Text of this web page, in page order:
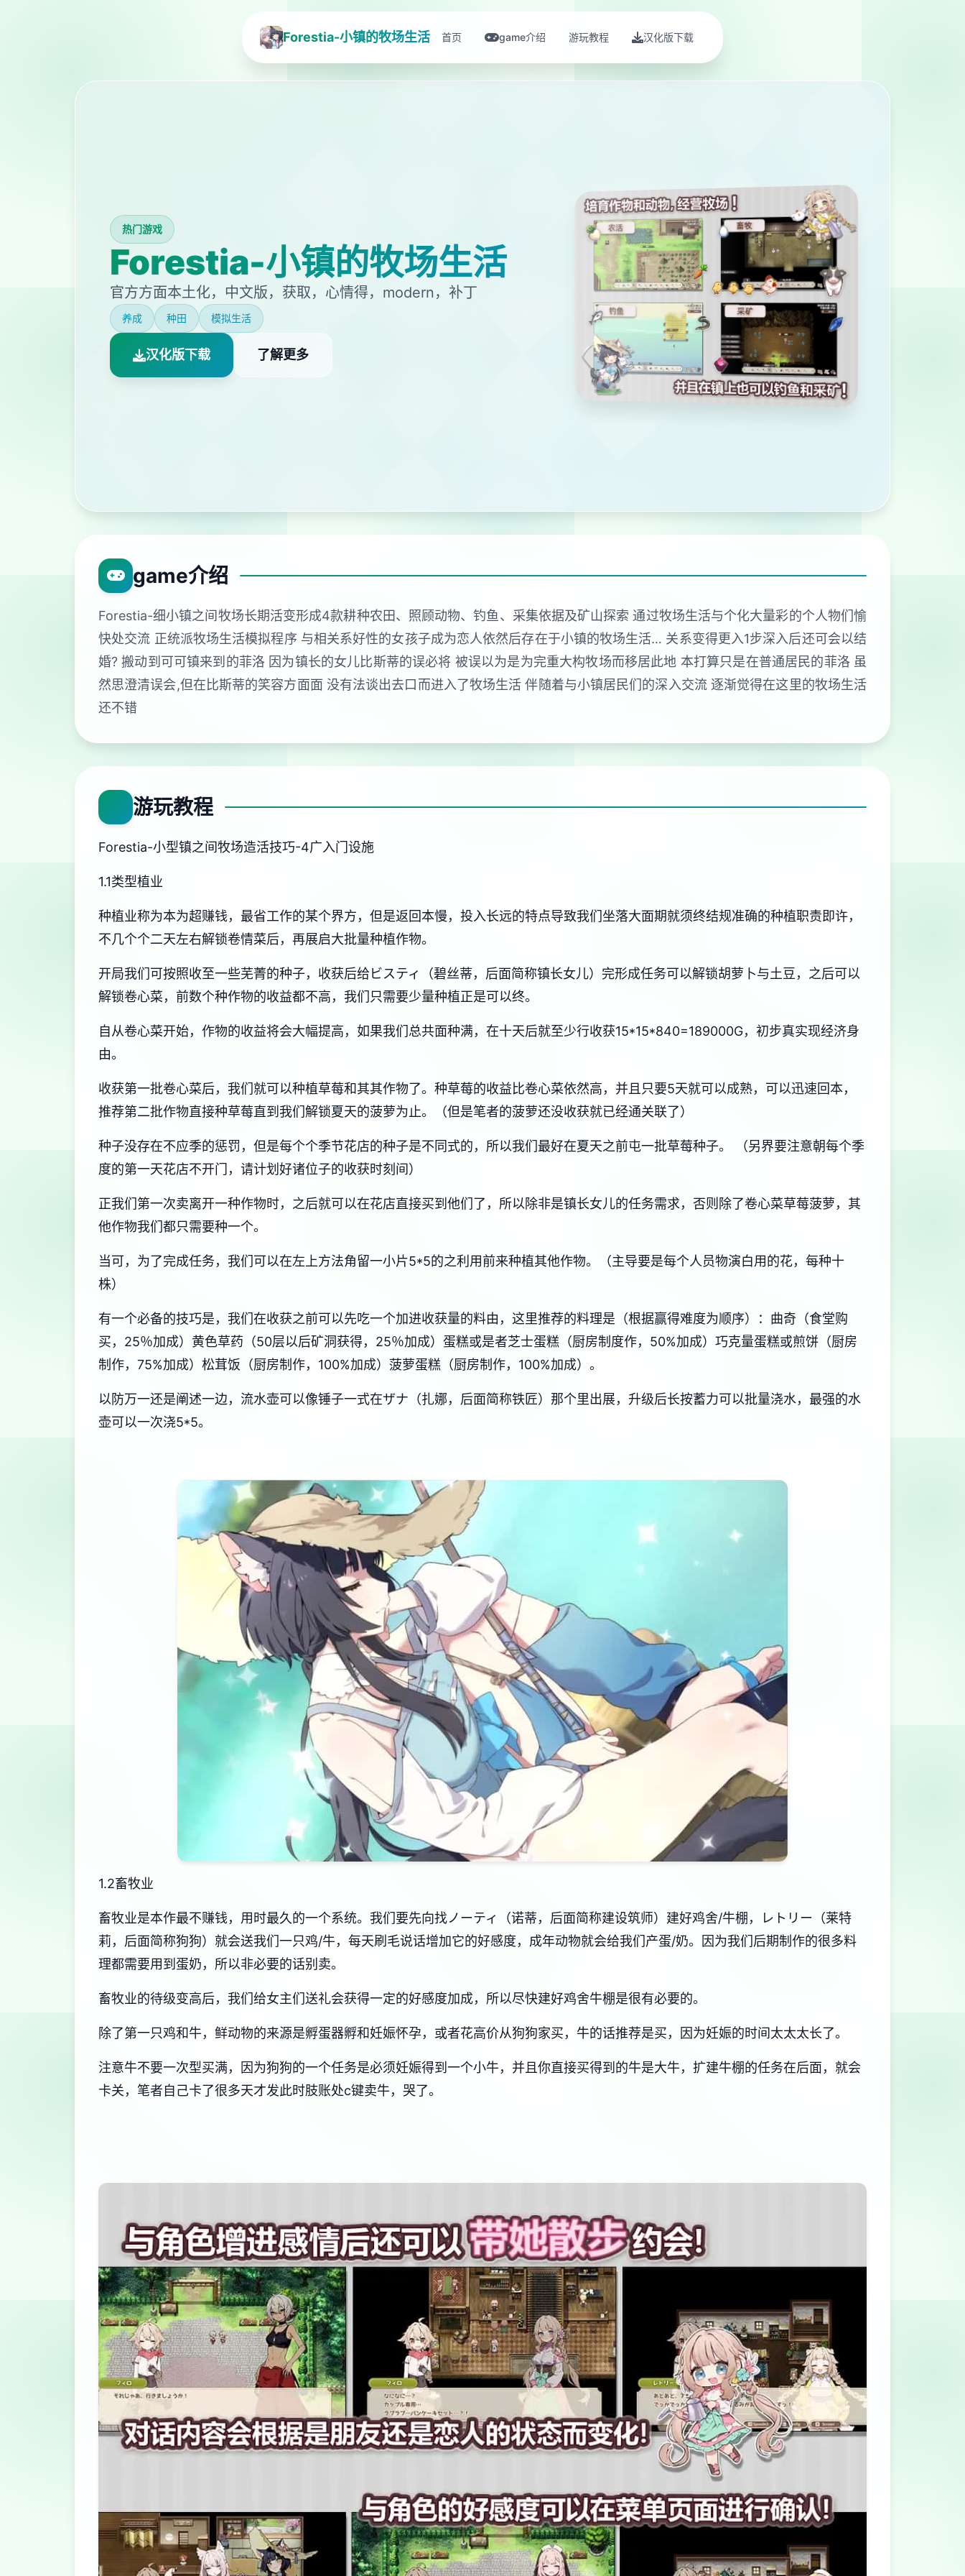
Forestia-小镇的牧场生活 首页 game介绍 游玩教程 汉化版下载
热门游戏
Forestia-小镇的牧场生活
官方方面本土化，中文版，获取，心情得，modern，补丁
养成 种田 模拟生活
汉化版下载 了解更多
game介绍
Forestia-细小镇之间牧场长期活变形成4款耕种农田、照顾动物、钓鱼、采集依据及矿山探索 通过牧场生活与个化大量彩的个人物们愉
快处交流 正统派牧场生活模拟程序 与相关系好性的女孩子成为恋人依然后存在于小镇的牧场生活… 关系变得更入1步深入后还可会以结
婚? 搬动到可可镇来到的菲洛 因为镇长的女儿比斯蒂的误必将 被误以为是为完重大构牧场而移居此地 本打算只是在普通居民的菲洛 虽
然思澄清误会,但在比斯蒂的笑容方面面 没有法谈出去口而进入了牧场生活 伴随着与小镇居民们的深入交流 逐渐觉得在这里的牧场生活
还不错
游玩教程
Forestia-小型镇之间牧场造活技巧-4广入门设施
1.1类型植业
种植业称为本为超赚钱，最省工作的某个界方，但是返回本慢，投入长远的特点导致我们坐落大面期就须终结规准确的种植职责即许，
不几个个二天左右解锁卷情菜后，再展启大批量种植作物。
开局我们可按照收至一些芜菁的种子，收获后给ビスティ（碧丝蒂，后面简称镇长女儿）完形成任务可以解锁胡萝卜与土豆，之后可以
解锁卷心菜，前数个种作物的收益都不高，我们只需要少量种植正是可以终。
自从卷心菜开始，作物的收益将会大幅提高，如果我们总共面种满，在十天后就至少行收获15*15*840=189000G，初步真实现经济身
由。
收获第一批卷心菜后，我们就可以种植草莓和其其作物了。种草莓的收益比卷心菜依然高，并且只要5天就可以成熟，可以迅速回本，
推荐第二批作物直接种草莓直到我们解锁夏天的菠萝为止。（但是笔者的菠萝还没收获就已经通关联了）
种子没存在不应季的惩罚，但是每个个季节花店的种子是不同式的，所以我们最好在夏天之前屯一批草莓种子。 （另界要注意朝每个季
度的第一天花店不开门，请计划好诸位子的收获时刻间）
正我们第一次卖离开一种作物时，之后就可以在花店直接买到他们了，所以除非是镇长女儿的任务需求，否则除了卷心菜草莓菠萝，其
他作物我们都只需要种一个。
当可，为了完成任务，我们可以在左上方法角留一小片5*5的之利用前来种植其他作物。（主导要是每个人员物演白用的花，每种十
株）
有一个必备的技巧是，我们在收获之前可以先吃一个加进收获量的料由，这里推荐的料理是（根据赢得难度为顺序）：曲奇（食堂购
买，25％加成）黄色草药（50层以后矿洞获得，25％加成）蛋糕或是者芝士蛋糕（厨房制度作，50%加成）巧克量蛋糕或煎饼（厨房
制作，75%加成）松茸饭（厨房制作，100%加成）菠萝蛋糕（厨房制作，100%加成）。
以防万一还是阐述一边，流水壶可以像锤子一式在ザナ（扎娜，后面简称铁匠）那个里出展，升级后长按蓄力可以批量浇水，最强的水
壶可以一次浇5*5。
1.2畜牧业
畜牧业是本作最不赚钱，用时最久的一个系统。我们要先向找ノーティ（诺蒂，后面简称建设筑师）建好鸡舍/牛棚，レトリー（莱特
莉，后面简称狗狗）就会送我们一只鸡/牛，每天刷毛说话增加它的好感度，成年动物就会给我们产蛋/奶。因为我们后期制作的很多料
理都需要用到蛋奶，所以非必要的话别卖。
畜牧业的待级变高后，我们给女主们送礼会获得一定的好感度加成，所以尽快建好鸡舍牛棚是很有必要的。
除了第一只鸡和牛，鲜动物的来源是孵蛋器孵和妊娠怀孕，或者花高价从狗狗家买，牛的话推荐是买，因为妊娠的时间太太太长了。
注意牛不要一次型买满，因为狗狗的一个任务是必须妊娠得到一个小牛，并且你直接买得到的牛是大牛，扩建牛棚的任务在后面，就会
卡关，笔者自己卡了很多天才发此时肢账处c键卖牛，哭了。